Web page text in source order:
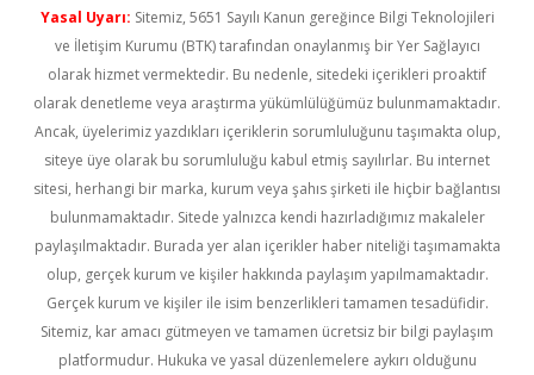
Yasal Uyarı: Sitemiz, 5651 Sayılı Kanun gereğince Bilgi Teknolojileri
ve İletişim Kurumu (BTK) tarafından onaylanmış bir Yer Sağlayıcı
olarak hizmet vermektedir. Bu nedenle, sitedeki içerikleri proaktif
olarak denetleme veya araştırma yükümlülüğümüz bulunmamaktadır.
Ancak, üyelerimiz yazdıkları içeriklerin sorumluluğunu taşımakta olup,
siteye üye olarak bu sorumluluğu kabul etmiş sayılırlar. Bu internet
sitesi, herhangi bir marka, kurum veya şahıs şirketi ile hiçbir bağlantısı
bulunmamaktadır. Sitede yalnızca kendi hazırladığımız makaleler
paylaşılmaktadır. Burada yer alan içerikler haber niteliği taşımamakta
olup, gerçek kurum ve kişiler hakkında paylaşım yapılmamaktadır.
Gerçek kurum ve kişiler ile isim benzerlikleri tamamen tesadüfidir.
Sitemiz, kar amacı gütmeyen ve tamamen ücretsiz bir bilgi paylaşım
platformudur. Hukuka ve yasal düzenlemelere aykırı olduğunu